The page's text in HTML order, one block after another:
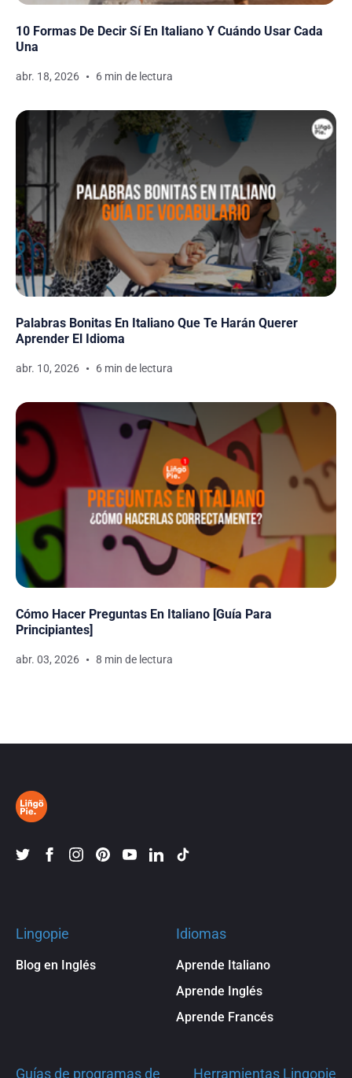
10 Formas De Decir Sí En Italiano Y Cuándo Usar Cada
Una
abr. 18, 2026 6 min de lectura
Palabras Bonitas En Italiano Que Te Harán Querer
Aprender El Idioma
abr. 10, 2026 6 min de lectura
Cómo Hacer Preguntas En Italiano [Guía Para
Principiantes]
abr. 03, 2026 8 min de lectura
Lingopie
Blog en Inglés
Idiomas
Aprende Italiano
Aprende Inglés
Aprende Francés
Guías de programas de Herramientas Lingopie